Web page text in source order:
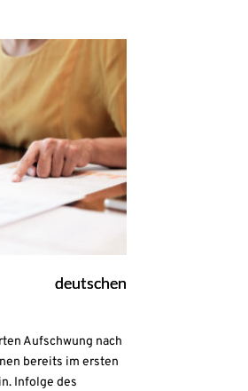
deutschen
Aufschwung nach
bereits im ersten
Infolge des